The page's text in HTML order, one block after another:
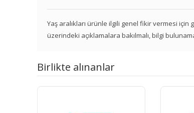
Yaş aralıkları ürünle ilgili genel fikir vermesi
üzerindeki açıklamalara bakılmalı, bilgi
Birlikte alınanlar